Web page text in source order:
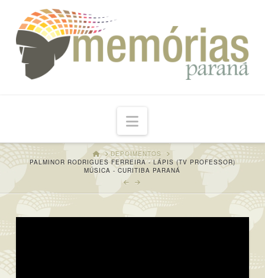
Navigation
HOMEDEPOIMENTOS
PALMINOR RODRIGUES FERREIRA - LÁPIS (TV PROFESSOR)
MÚSICA - CURITIBA PARANÁ